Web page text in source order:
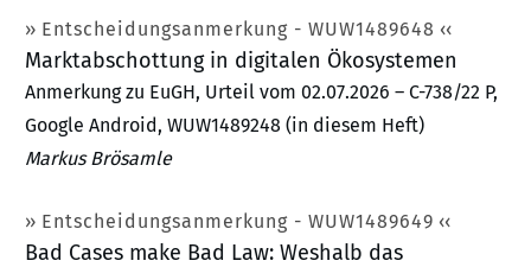
Entscheidungsanmerkung - WUW1489648
Marktabschottung in digitalen Ökosystemen
Anmerkung zu EuGH, Urteil vom 02.07.2026 – C-738/22 P,
Google Android, WUW1489248 (in diesem Heft)
Markus Brösamle
Entscheidungsanmerkung - WUW1489649
Bad Cases make Bad Law: Weshalb das